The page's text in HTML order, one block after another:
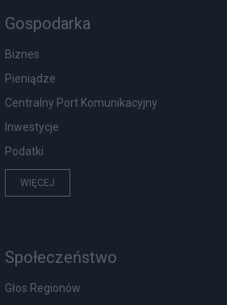
Gospodarka
Biznes
Pieniądze
Centralny Port Komunikacyjny
Inwestycje
Podatki
WIĘCEJ
Społeczeństwo
Głos Regionów